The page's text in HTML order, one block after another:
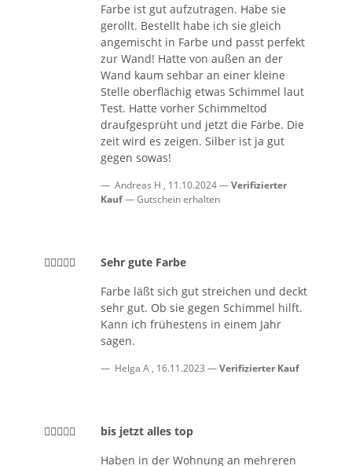
Farbe ist gut aufzutragen. Habe sie
gerollt. Bestellt habe ich sie gleich
angemischt in Farbe und passt perfekt
zur Wand! Hatte von außen an der
Wand kaum sehbar an einer kleine
Stelle oberflächig etwas Schimmel laut
Test. Hatte vorher Schimmeltod
draufgesprüht und jetzt die Farbe. Die
zeit wird es zeigen. Silber ist ja gut
gegen sowas!
Andreas H , 11.10.2024
Verifizierter
Kauf
Gutschein erhalten
Sehr gute Farbe
Farbe läßt sich gut streichen und deckt
sehr gut. Ob sie gegen Schimmel hilft.
Kann ich frühestens in einem Jahr
sagen.
Helga A , 16.11.2023 Verifizierter Kauf
bis jetzt alles top
Haben in der Wohnung an mehreren